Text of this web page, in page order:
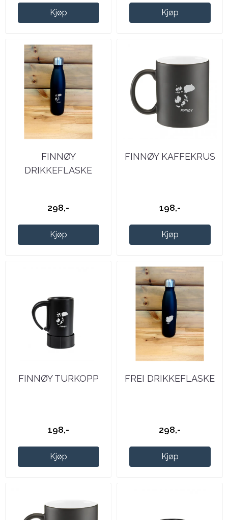
Kjøp Kjøp
FINNØY
DRIKKEFLASKE
298,-
Kjøp
FINNØY KAFFEKRUS
198,-
Kjøp
FINNØY TURKOPP
198,-
Kjøp
FREI DRIKKEFLASKE
298,-
Kjøp